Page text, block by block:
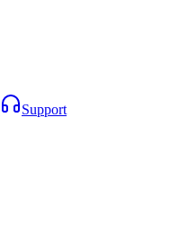
Support